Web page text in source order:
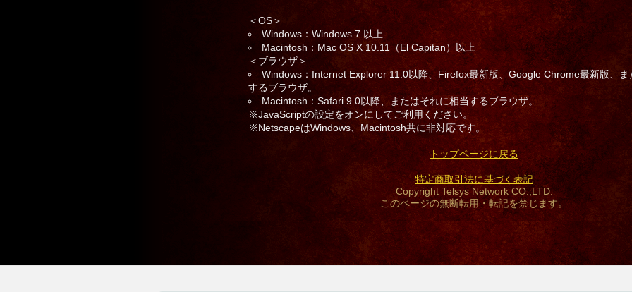
＜OS＞
Windows：Windows 7 以上
Macintosh：Mac OS X 10.11（El Capitan）以上
＜ブラウザ＞
Windows：Internet Explorer 11.0以降、Firefox最新版、Google Chrome最新版、ま
するブラウザ。
Macintosh：Safari 9.0以降、またはそれに相当するブラウザ。
※JavaScriptの設定をオンにしてご利用ください。
※NetscapeはWindows、Macintosh共に非対応です。
トップページに戻る
特定商取引法に基づく表記
Copyright Telsys Network CO.,LTD.
このページの無断転用・転記を禁じます。